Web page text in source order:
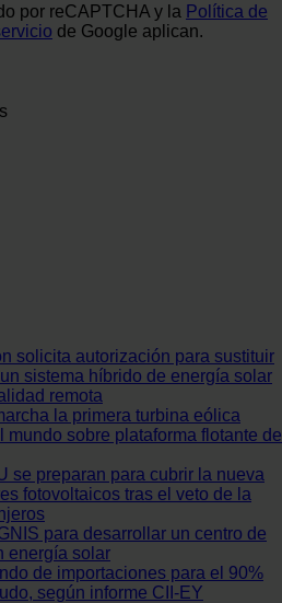
por reCAPTCHA y la Política de
de Google aplican.
solicita autorización para sustituir
sistema híbrido de energía solar
remota
la primera turbina eólica
mundo sobre plataforma flotante de
se preparan para cubrir la nueva
fotovoltaicos tras el veto de la
para desarrollar un centro de
energía solar
de importaciones para el 90%
según informe CII-EY